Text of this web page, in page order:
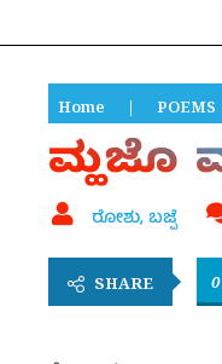
Home | POEMS
ಮ್ಹಜೊ
ರೋಶು, ಬಜ್ಪೆ
SHARE 0